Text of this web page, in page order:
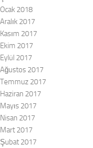
Ocak 2018
Aralık 2017
Kasım 2017
Ekim 2017
Eylül 2017
Ağustos 2017
Temmuz 2017
Haziran 2017
Mayıs 2017
Nisan 2017
Mart 2017
Şubat 2017